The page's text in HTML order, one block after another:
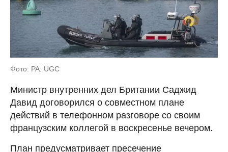
Фото: PA: UGC
Министр внутренних дел Британии Саджид
Давид договорился о совместном плане
действий в телефонном разговоре со своим
французским коллегой в воскресенье вечером.
План предусматривает пресечение